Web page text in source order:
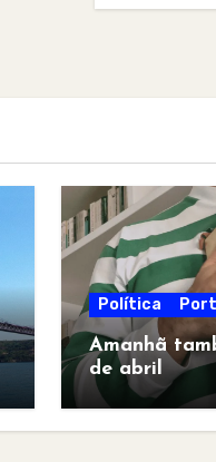
Política
Amanhã
de abril